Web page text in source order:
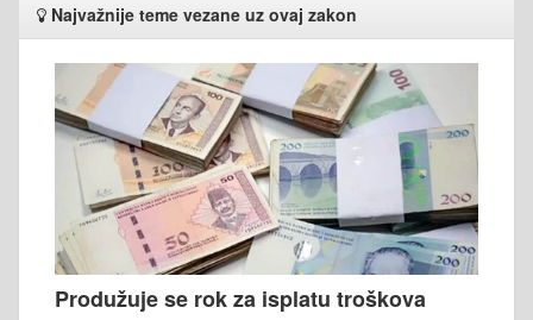
Najvažnije teme vezane uz ovaj zakon
Produžuje se rok za isplatu troškova